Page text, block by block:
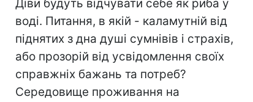
Діви будуть відчувати себе як риба у
воді. Питання, в якій - каламутній від
піднятих з дна душі сумнівів і страхів,
або прозорій від усвідомлення своїх
справжніх бажань та потреб?
Середовище проживання на